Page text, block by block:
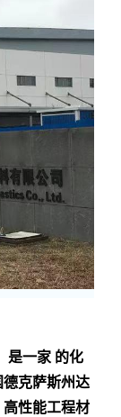
是一家 的化
克萨斯州达
性能工程材